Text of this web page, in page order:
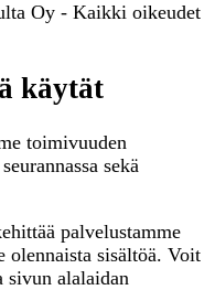
Oy - Kaikki oikeudet
käytät
toimivuuden
sekä
palvelustamme
olennaista sisältöä. Voit
sivun alalaidan